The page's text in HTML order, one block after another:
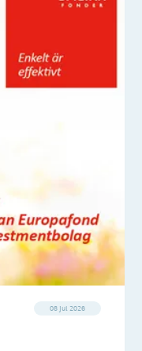
08 jul 2026